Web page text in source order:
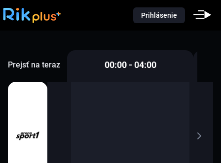
Prihlásenie
Prejsť na teraz 00:00 - 04:00